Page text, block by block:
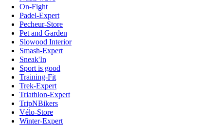
On-Fight
Padel-Expert
Pecheur-Store
Pet and Garden
Slowood Interior
Smash-Expert
Sneak'In
Sport is good
Training-Fit
Trek-Expert
Triathlon-Expert
TripNBikers
Vélo-Store
Winter-Expert